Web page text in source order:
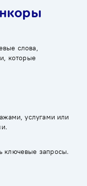
слова,
которые
услугами или
ключевые запросы.